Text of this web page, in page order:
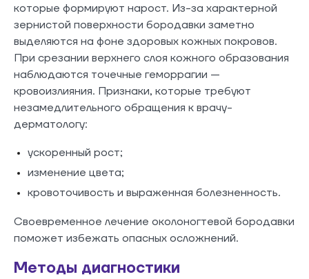
которые формируют нарост. Из-за характерной
зернистой поверхности бородавки заметно
выделяются на фоне здоровых кожных покровов.
При срезании верхнего слоя кожного образования
наблюдаются точечные геморрагии —
кровоизлияния. Признаки, которые требуют
незамедлительного обращения к врачу-
дерматологу:
ускоренный рост;
изменение цвета;
кровоточивость и выраженная болезненность.
Своевременное лечение околоногтевой бородавки
поможет избежать опасных осложнений.
Методы диагностики